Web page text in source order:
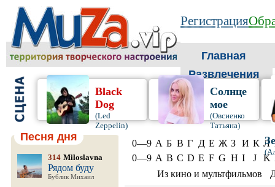
Регистрация
Главная
Развлечения
Black
Dog
(Led
Zeppelin)
Солнце
мое
(Овсиенко
Татьяна)
Песня дня
314 Miloslavna
Рядом буду
Бублик Михаил
0—9 А Б В Г Д Е Ж З И К Л
0—9 A B C D E F G H I J K
Из кино и мультфильмов